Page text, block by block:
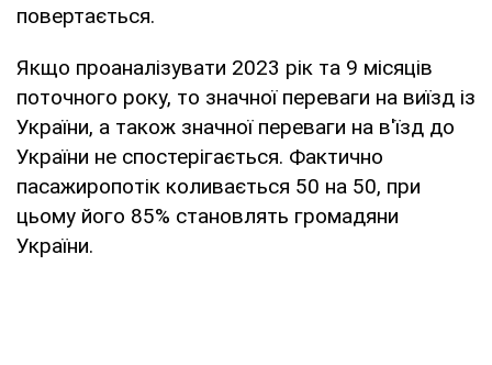
повертається.
Якщо проаналізувати 2023 рік та 9 місяців
поточного року, то значної переваги на виїзд із
України, а також значної переваги на в'їзд до
України не спостерігається. Фактично
пасажиропотік коливається 50 на 50, при
цьому його 85% становлять громадяни
України.